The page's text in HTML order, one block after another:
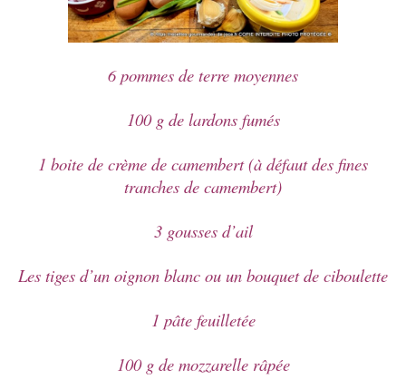
6 pommes de terre moyennes
100 g de lardons fumés
1 boite de crème de camembert (à défaut des fines
tranches de camembert)
3 gousses d’ail
Les tiges d’un oignon blanc ou un bouquet de ciboulette
1 pâte feuilletée
100 g de mozzarelle râpée